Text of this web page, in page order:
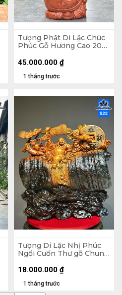
Tượng Phật Di Lặc Chúc
Phúc Gỗ Hương Cao 200
1 tháng trước
45.000.000 ₫
Tượng Di Lặc Nhị Phúc
Ngồi Cuốn Thư gỗ Chun
50 Sâu 22 (cm)
1 tháng trước
18.000.000 ₫